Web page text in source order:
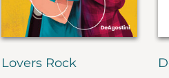
Lovers Rock